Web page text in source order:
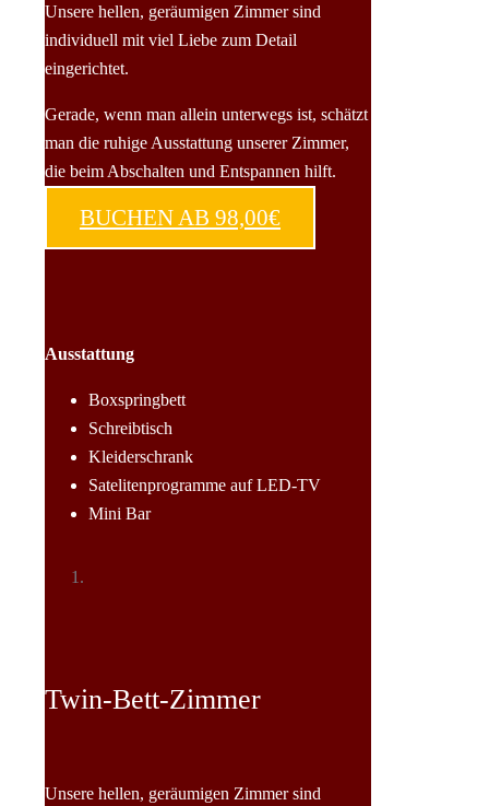
Unsere hellen, geräumigen Zimmer sind
individuell mit viel Liebe zum Detail
eingerichtet.
Gerade, wenn man allein unterwegs ist, schätzt
man die ruhige Ausstattung unserer Zimmer,
die beim Abschalten und Entspannen hilft.
BUCHEN AB 98,00€
Ausstattung
Boxspringbett
Schreibtisch
Kleiderschrank
Satelitenprogramme auf LED-TV
Mini Bar
Twin-Bett-Zimmer
Unsere hellen, geräumigen Zimmer sind